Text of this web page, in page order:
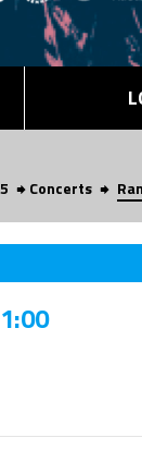
Concerts